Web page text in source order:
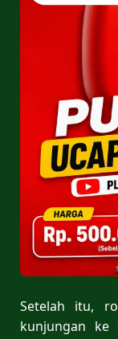
Setelah itu,
kunjungan ke